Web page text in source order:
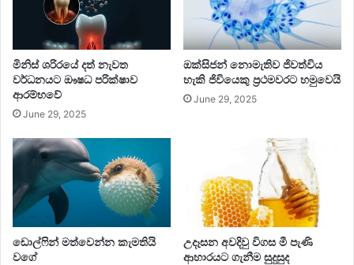
මිනිස් ශරිරයේ දත් නැවත
වර්ධනයට ඖෂධ පරික්ෂාව
ආරම්භවේ
June 29, 2025
ඔක්සිජන් නොමැතිව ජිවත්විය
හැකි ජිවියෙකු ප්‍රථමවරට හමුවෙයි
June 29, 2025
ඩොල්ෆින් මත්වෙන්න කැමතියි
වගේ
උදෑසන අවදිවු විගස මී පැණි
ආහාරයට ගැනීම සුදුසුද